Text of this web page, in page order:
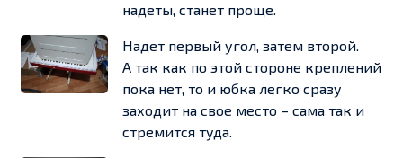
надеты, станет проще.
Надет первый угол, затем второй.
А так как по этой стороне креплений
пока нет, то и юбка легко сразу
заходит на свое место – сама так и
стремится туда.